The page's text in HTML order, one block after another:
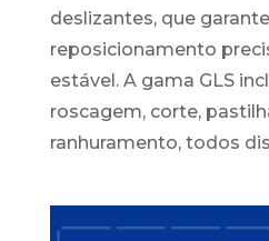
deslizantes, que
reposicionamento
estável. A gama GLS
roscagem, corte,
ranhuramento, todos